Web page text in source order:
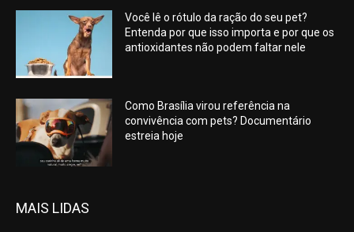
Você lê o rótulo da ração do seu pet?
Entenda por que isso importa e por que os
antioxidantes não podem faltar nele
Como Brasília virou referência na
convivência com pets? Documentário
estreia hoje
MAIS LIDAS